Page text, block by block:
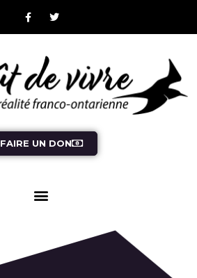
FAIRE UN DON